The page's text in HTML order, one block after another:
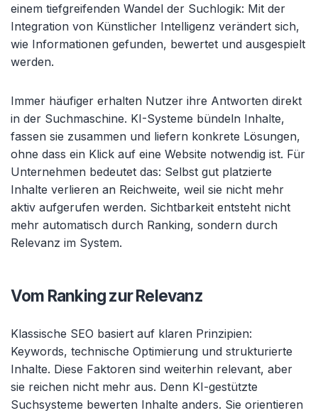
einem tiefgreifenden Wandel der Suchlogik: Mit der
Integration von Künstlicher Intelligenz verändert sich,
wie Informationen gefunden, bewertet und ausgespielt
werden.
Immer häufiger erhalten Nutzer ihre Antworten direkt
in der Suchmaschine. KI-Systeme bündeln Inhalte,
fassen sie zusammen und liefern konkrete Lösungen,
ohne dass ein Klick auf eine Website notwendig ist. Für
Unternehmen bedeutet das: Selbst gut platzierte
Inhalte verlieren an Reichweite, weil sie nicht mehr
aktiv aufgerufen werden. Sichtbarkeit entsteht nicht
mehr automatisch durch Ranking, sondern durch
Relevanz im System.
Vom Ranking zur Relevanz
Klassische SEO basiert auf klaren Prinzipien:
Keywords, technische Optimierung und strukturierte
Inhalte. Diese Faktoren sind weiterhin relevant, aber
sie reichen nicht mehr aus. Denn KI-gestützte
Suchsysteme bewerten Inhalte anders. Sie orientieren